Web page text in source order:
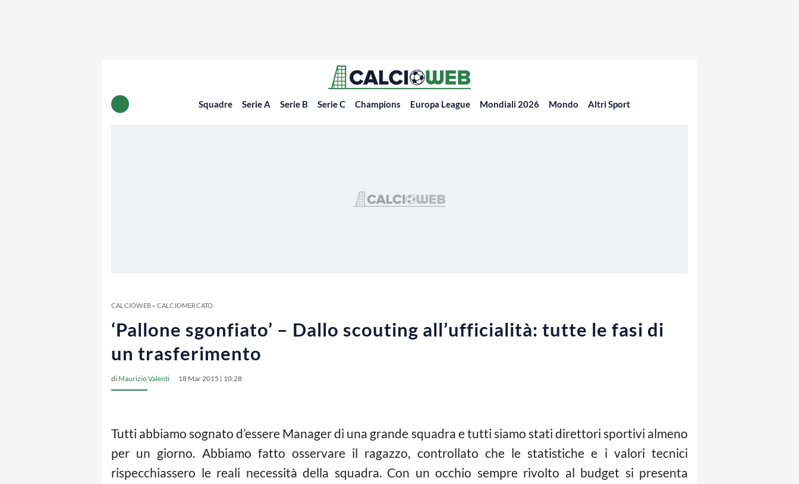
Squadre Serie A Serie B Serie C Champions Europa League Mondiali 2026 Mondo Altri Sport
CALCIOWEB» CALCIOMERCATO
‘Pallone sgonfiato’ – Dallo scouting all’ufficialità: tutte le fasi di
un trasferimento
di Maurizio Valenti 18 Mar 2015 | 10:28
Tutti abbiamo sognato d’essere Manager di una grande squadra e tutti siamo stati direttori sportivi almeno
per un giorno. Abbiamo fatto osservare il ragazzo, controllato che le statistiche e i valori tecnici
rispecchiassero le reali necessità della squadra. Con un occhio sempre rivolto al budget si presenta